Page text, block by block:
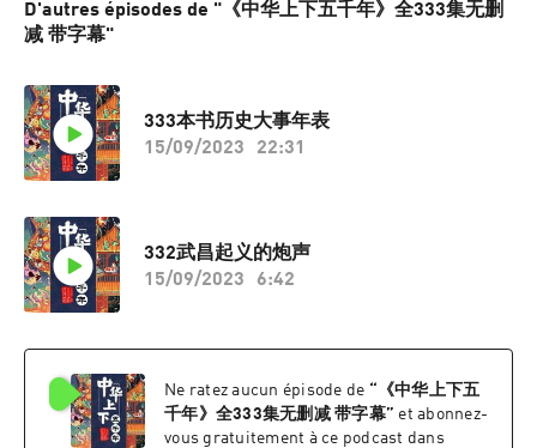
D'autres épisodes de "《中华上下五千年》全333集无删
减 带字幕"
333本书历史大事年表
15/09/2023
22:31
332武昌起义的炮声
15/09/2023
6:42
Ne ratez aucun épisode de “ 《中华上下五
千年》全333集无删减 带字幕” et abonnez-
vous gratuitement à ce podcast dans